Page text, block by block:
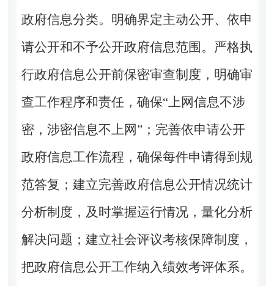
政府信息分类。明确界定主动公开、依申
请公开和不予公开政府信息范围。严格执
行政府信息公开前保密审查制度，明确审
查工作程序和责任，确保“上网信息不涉
密，涉密信息不上网”；完善依申请公开
政府信息工作流程，确保每件申请得到规
范答复；建立完善政府信息公开情况统计
分析制度，及时掌握运行情况，量化分析
解决问题；建立社会评议考核保障制度，
把政府信息公开工作纳入绩效考评体系。